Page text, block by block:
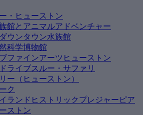
・ヒューストン
館とアニマルアドベンチャー
ウンタウン水族館
科学博物館
ファインアーツヒューストン
ライブスルー・サファリ
ー（ヒューストン）
ク
ランドヒストリックプレジャーピア
ストン